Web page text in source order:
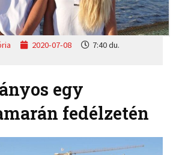
2020-07-08
7:40 du.
egy
fedélzetén